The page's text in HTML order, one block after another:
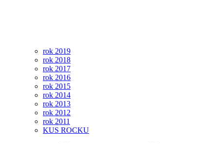
rok 2019
rok 2018
rok 2017
rok 2016
rok 2015
rok 2014
rok 2013
rok 2012
rok 2011
KUS ROCKU